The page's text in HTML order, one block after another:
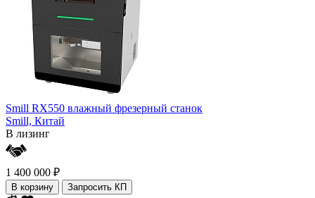
Smill RX550 влажный фрезерный станок
Smill, Китай
В лизинг
1 400 000 ₽
В корзину Запросить КП